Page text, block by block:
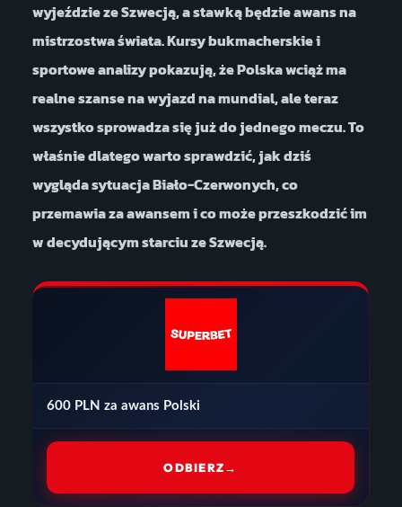
wyjeździe ze Szwecją, a stawką będzie awans na
mistrzostwa świata. Kursy bukmacherskie i
sportowe analizy pokazują, że Polska wciąż ma
realne szanse na wyjazd na mundial, ale teraz
wszystko sprowadza się już do jednego meczu. To
właśnie dlatego warto sprawdzić, jak dziś
wygląda sytuacja Biało-Czerwonych, co
przemawia za awansem i co może przeszkodzić im
w decydującym starciu ze Szwecją.
600 PLN za awans Polski
ODBIERZ→